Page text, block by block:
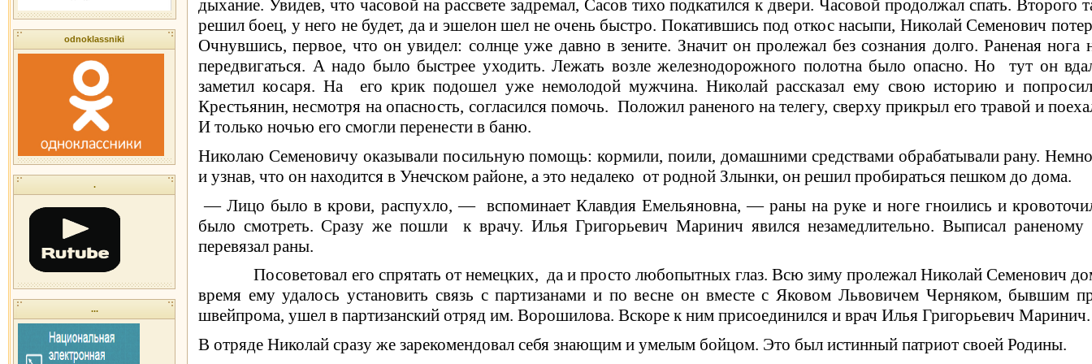
odnoklassniki
.
...
дыхание. Уви­дев, что часовой на рассвете задремал, Сасов тихо подкатился к двери. Часовой продолжал спать. Второго
решил боец, у него не будет, да и эшелон шел не очень быстро. Покатившись под откос насыпи, Николай Семенович
Очнувшись, первое, что он увидел: солнце уже давно в зените. Значит он пролежал без сознания долго. Раненая нога
передвигаться. А надо было быстрее уходить. Лежать возле железнодорожного полотна было опасно. Но тут он
заметил косаря. На его крик подошел уже немолодой мужчина. Николай рассказал ему свою историю и
Крестьянин, несмотря на опасность, согласился помочь. Положил раненого на телегу, сверху при­крыл его травой и
И только ночью его смогли перенести в баню.
Николаю Семеновичу оказывали по­сильную помощь: кормили, поили, домашними средствами обрабатывали рану.
и узнав, что он нахо­дится в Унечском районе, а это недалеко от родной Злынки, он решил пробираться пешком до дома.
— Лицо было в крови, распухло, — вспоминает Клавдия Емельяновна, — ра­ны на руке и ноге гноились и
было смотреть. Сразу же пошли к врачу. Илья Григорьевич Маринич явился незамедлительно. Выписал
перевязал раны.
Посоветовал его спрятать от немецких, да и просто любопытных глаз. Всю зиму пролежал Николай Семенович
время ему удалось установить связь с партиза­нами и по весне он вместе с Яковом Львовичем Черняком, бывшим
швейпрома, ушел в партизанский отряд им. Ворошилова. Вскоре к ним при­соединился и врач Илья Григорьевич Ма­ринич.
В отряде Николай сразу же зарекомен­довал себя знающим и умелым бойцом. Это был истинный патриот своей Родины.